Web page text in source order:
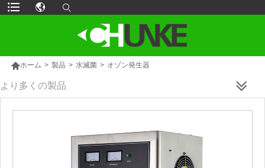
ホーム > 製品 > 水滅菌 > オゾン発生器
より多くの製品